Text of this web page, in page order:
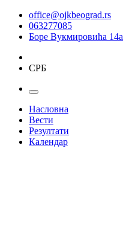
office@ojkbeograd.rs
063277085
Боре Вукмировића 14а
СРБ
Насловна
Вести
Резултати
Календар